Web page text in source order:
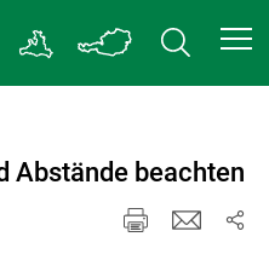
Abstände beachten